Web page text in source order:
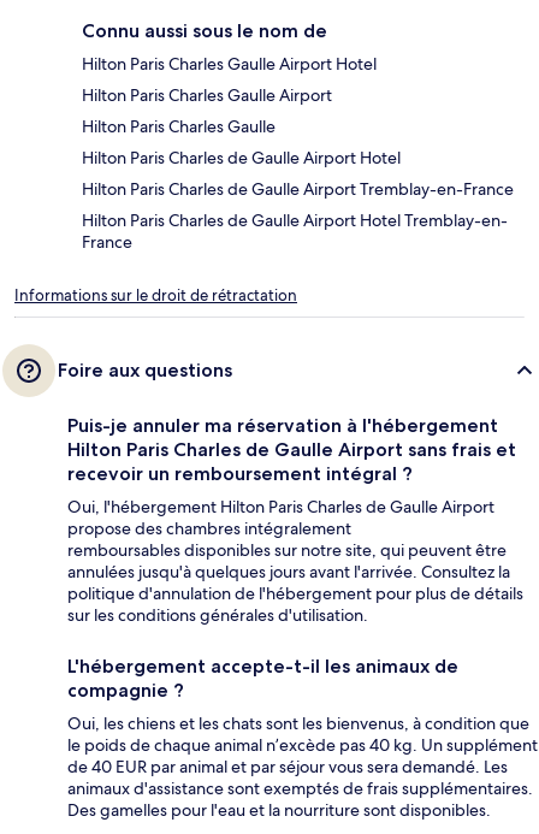
Connu aussi sous le nom de
Hilton Paris Charles Gaulle Airport Hotel
Hilton Paris Charles Gaulle Airport
Hilton Paris Charles Gaulle
Hilton Paris Charles de Gaulle Airport Hotel
Hilton Paris Charles de Gaulle Airport Tremblay-en-France
Hilton Paris Charles de Gaulle Airport Hotel Tremblay-en-
France
Informations sur le droit de rétractation
Foire aux questions
Puis-je annuler ma réservation à l'hébergement
Hilton Paris Charles de Gaulle Airport sans frais et
recevoir un remboursement intégral ?
Oui, l'hébergement Hilton Paris Charles de Gaulle Airport
propose des chambres intégralement
remboursables disponibles sur notre site, qui peuvent être
annulées jusqu'à quelques jours avant l'arrivée. Consultez la
politique d'annulation de l'hébergement pour plus de détails
sur les conditions générales d'utilisation.
L'hébergement accepte-t-il les animaux de
compagnie ?
Oui, les chiens et les chats sont les bienvenus, à condition que
le poids de chaque animal n’excède pas 40 kg. Un supplément
de 40 EUR par animal et par séjour vous sera demandé. Les
animaux d'assistance sont exemptés de frais supplémentaires.
Des gamelles pour l'eau et la nourriture sont disponibles.